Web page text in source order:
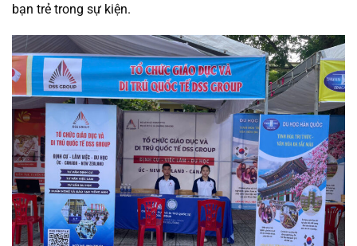
bạn trẻ trong sự kiện.